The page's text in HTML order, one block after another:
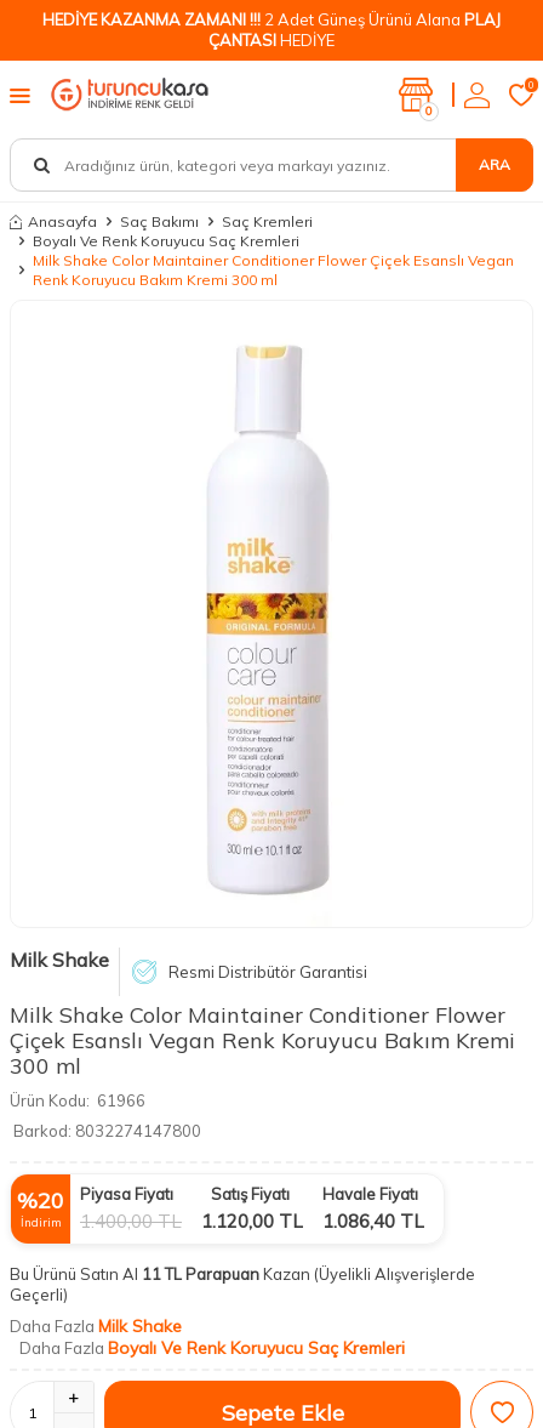
HEDİYE KAZANMA ZAMANI !!! 2 Adet Güneş Ürünü Alana PLAJ
ÇANTASIHEDİYE
ARA
0
0
Anasayfa Saç Bakımı
Saç Kremleri
Boyalı Ve Renk Koruyucu Saç Kremleri
Milk Shake Color Maintainer Conditioner Flower Çiçek Esanslı Vegan
Renk Koruyucu Bakım Kremi 300 ml
Milk Shake Resmi Distribütör Garantisi
Milk Shake Color Maintainer Conditioner Flower
Çiçek Esanslı Vegan Renk Koruyucu Bakım Kremi
300 ml
Ürün Kodu: 61966
Barkod: 8032274147800
%20
İndirim
Piyasa Fiyatı
1.400,00TL
Satış Fiyatı
1.120,00 TL
Havale Fiyatı
1.086,40 TL
Bu Ürünü Satın Al 11 TL ParapuanKazan (Üyelikli Alışverişlerde
Geçerli)
Daha Fazla Milk Shake
Daha Fazla Boyalı Ve Renk Koruyucu Saç Kremleri
Sepete Ekle